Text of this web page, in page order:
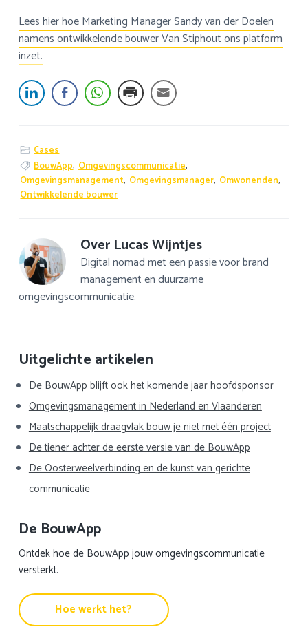
Lees hier hoe Marketing Manager Sandy van der Doelen
namens ontwikkelende bouwer Van Stiphout ons platform
inzet.
Cases
BouwApp, Omgevingscommunicatie,
Omgevingsmanagement, Omgevingsmanager, Omwonenden,
Ontwikkelende bouwer
Over Lucas Wijntjes
Digital nomad met een passie voor brand
management en duurzame
omgevingscommunicatie.
Primaire
Sidebar
Uitgelichte artikelen
De BouwApp blijft ook het komende jaar hoofdsponsor
Omgevingsmanagement in Nederland en Vlaanderen
Maatschappelijk draagvlak bouw je niet met één project
De tiener achter de eerste versie van de BouwApp
De Oosterweelverbinding en de kunst van gerichte
communicatie
De BouwApp
Ontdek hoe de BouwApp jouw omgevingscommunicatie
versterkt.
Hoe werkt het?